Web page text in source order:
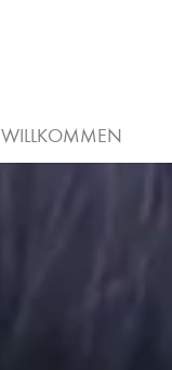
WILLKOMMEN